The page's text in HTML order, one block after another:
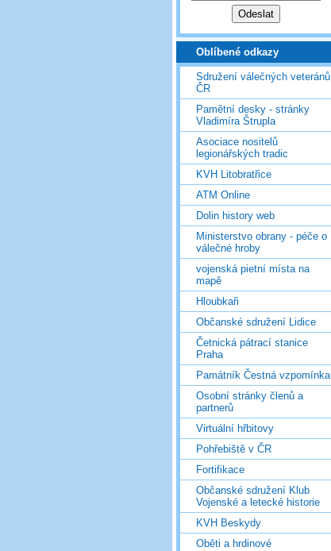
Oblíbené odkazy
Sdružení válečných veteránů
ČR
Pamětní desky - stránky
Vladimíra Štrupla
Asociace nositelů
legionářských tradic
KVH Litobratřice
ATM Online
Dolin history web
Ministerstvo obrany - péče o
válečné hroby
vojenská pietní místa na
mapě
Hloubkaři
Občanské sdružení Lidice
Četnická pátrací stanice
Praha
Památník Čestná vzpomínka
Osobní stránky členů a
partnerů
Virtuální hřbitovy
Pohřebiště v ČR
Fortifikace
Občanské sdružení Klub
Vojenské a letecké historie
KVH Beskydy
Oběti a hrdinové